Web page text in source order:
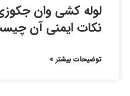
لوله کشی وان
نکات ایمنی آن
توضیحات بیشتر »